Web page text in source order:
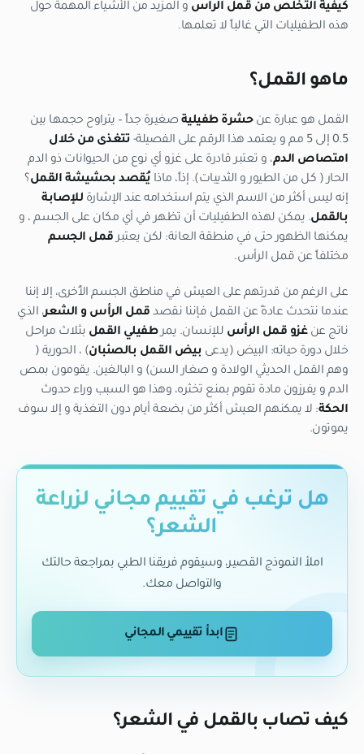
كيفية التخلص من قمل الرأس و المزيد من الأشياء المهمة حول
هذه الطفيليات التي غالباً لا تعلمها.
ماهو القمل؟
القمل هو عبارة عنحشرة طفيلية صغيرة جداً – يتراوح حجمها بين
0.5 إلى 5 مم و يعتمد هذا الرقم على الفصيلة-
تتغذى من خلال
امتصاص الدم، و تعتبر قادرة على غزو أي نوع من الحيوانات ذو الدم
الحار ( كل من الطيور و الثدييات). إذاً، ماذا يُقصد بحشيشة القمل؟
إنه ليس أكثر من الاسم الذي يتم استخدامه عند الإشارة للإصابة
بالقمل. يمكن لهذه الطفيليات أن تظهر في أي مكان على الجسم ، و
يمكنها الظهور حتى في منطقة العانة: لكن يعتبر قمل الجسم
مختلفاً عن قمل الرأس.
على الرغم من قدرتهم على العيش في مناطق الجسم الأُخرى، إلا إننا
عندما نتحدث عادةً عن القمل فإننا نقصد قمل الرأس و الشعر، الذي
ناتج عنغزو قمل الرأس للإنسان. يمرطفيلي القمل بثلاث مراحل
خلال دورة حياته: البيض (يدعى بيض القمل بالصئبان) ، الحورية (
وهم القمل الحديثي الولادة و صغار السن) و البالغين. يقومون بمص
الدم و يفرزون مادة تقوم بمنع تخثره، وهذا هو السبب وراء حدوث
الحكة: لا يمكنهم العيش أكثر من بضعة أيام دون التغذية و إلا سوف
يموتون.
هل ترغب في تقييم مجاني لزراعة
الشعر؟
املأ النموذج القصير، وسيقوم فريقنا الطبي بمراجعة حالتك
والتواصل معك.
ابدأ تقييمي المجاني
كيف تصاب بالقمل في الشعر؟